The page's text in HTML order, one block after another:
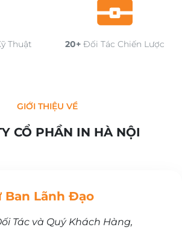
Thuật 20+ Đối Tác Chiến Lược
GIỚI THIỆU VỀ
CỔ PHẦN IN HÀ NỘI
Ban Lãnh Đạo
Tác và Quý Khách Hàng,